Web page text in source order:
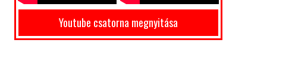
Youtube csatorna megnyitása